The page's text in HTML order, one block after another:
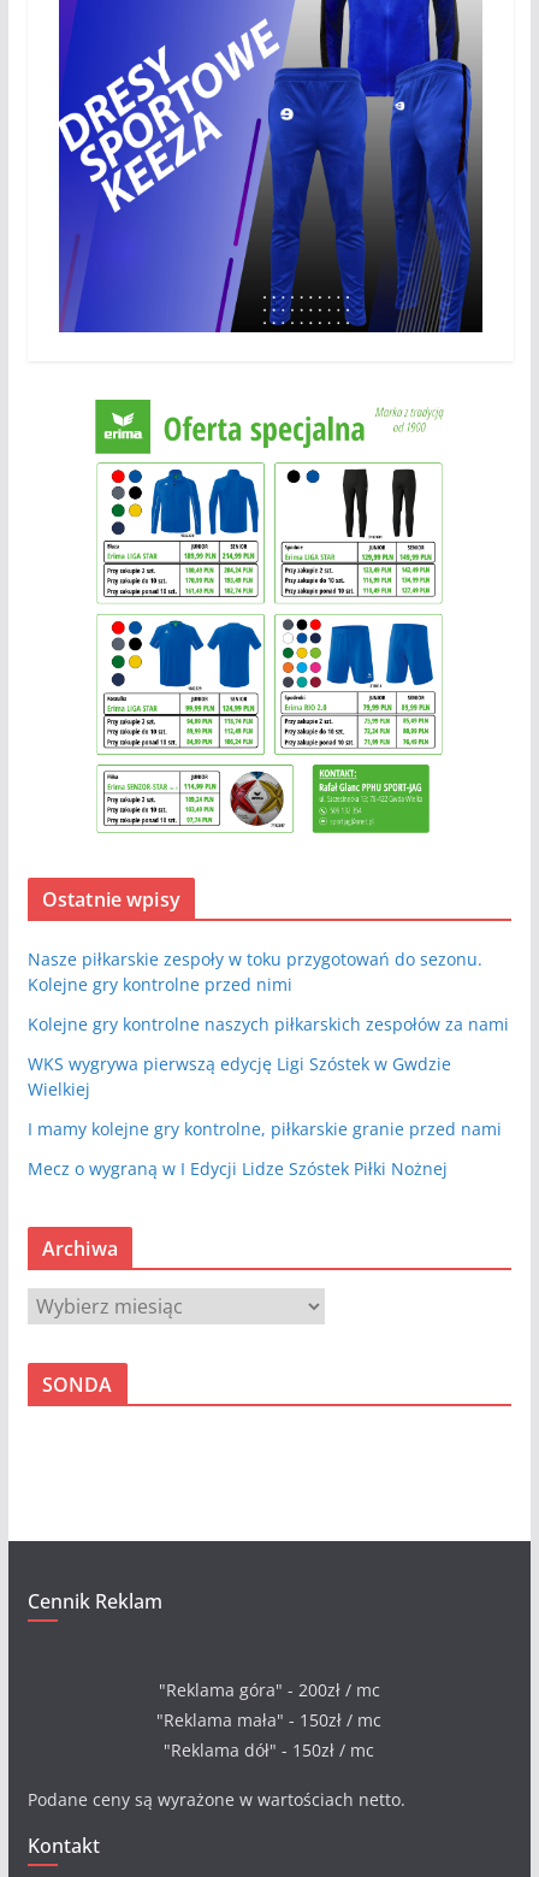
Ostatnie wpisy
Nasze piłkarskie zespoły w toku przygotowań do sezonu.
Kolejne gry kontrolne przed nimi
Kolejne gry kontrolne naszych piłkarskich zespołów za nami
WKS wygrywa pierwszą edycję Ligi Szóstek w Gwdzie
Wielkiej
I mamy kolejne gry kontrolne, piłkarskie granie przed nami
Mecz o wygraną w I Edycji Lidze Szóstek Piłki Nożnej
Archiwa
A
r
c
SONDA
Cennik Reklam
"Reklama góra" - 200zł / mc
"Reklama mała" - 150zł / mc
"Reklama dół" - 150zł / mc
Podane ceny są wyrażone w wartościach netto.
Kontakt